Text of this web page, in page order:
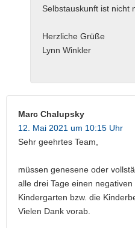
Selbstauskunft ist nicht
Herzliche Grüße
Lynn Winkler
Marc Chalupsky
12. Mai 2021 um 10:15 Uhr
Sehr geehrtes Team,
müssen genesene oder
alle drei Tage einen
Kindergarten bzw. die
Vielen Dank vorab.